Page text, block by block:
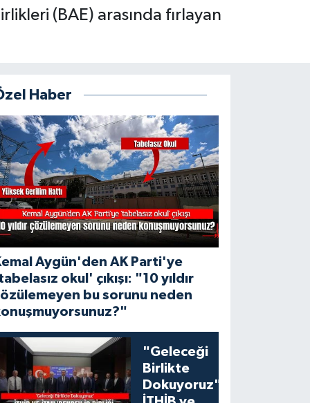
(BAE) arasında fırlayan
Haber
Aygün'den AK Parti'ye
okul' çıkışı: "10 yıldır
bu sorunu neden
"Geleceği
Birlikte
Dokuyoruz":